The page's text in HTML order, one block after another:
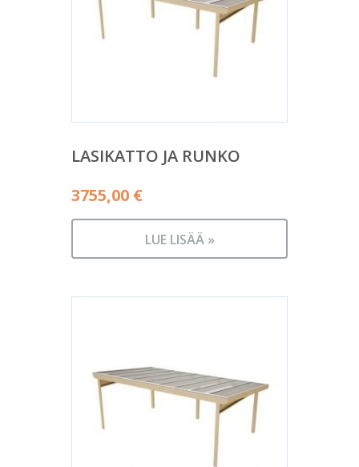
LASIKATTO JA RUNKO
3755,00 €
LUE LISÄÄ »